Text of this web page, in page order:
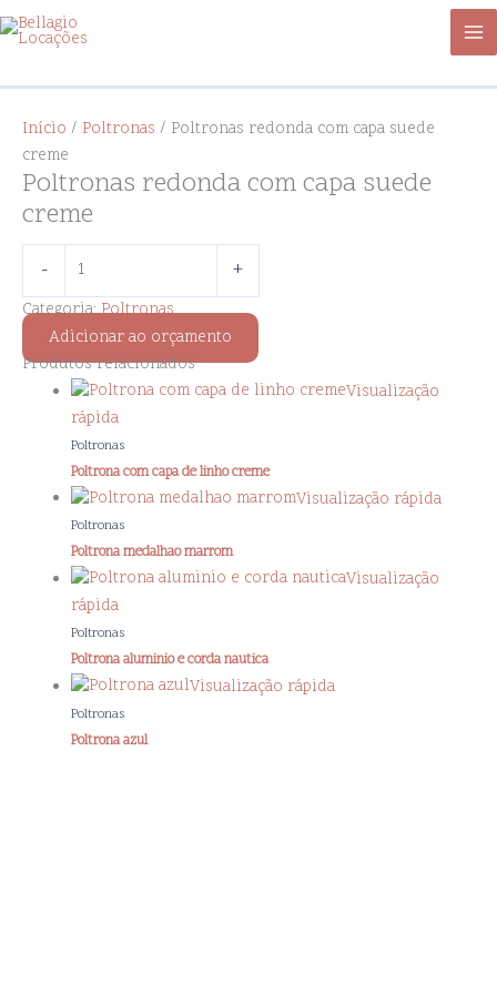
Ir
para
conteúdo
Início / Poltronas / Poltronas redonda com capa suede
creme
Poltronas redonda com capa suede
creme
-
Poltronas
redonda
capa
suede
quantidade
+
Categoria:Poltronas
Adicionar ao orçamento
Produtos relacionados
Visualização
rápida
Poltronas
Poltrona com capa de linho creme
Visualização rápida
Poltronas
Poltrona medalhao marrom
Visualização
rápida
Poltronas
Poltrona aluminio e corda nautica
Visualização rápida
Poltronas
Poltrona azul